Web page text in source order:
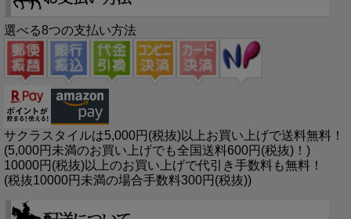
選べる8つの支払い方法
サクラスタイルは5,000円(税抜)以上お買い上げで送料無料！
(5,000円未満のお買い上げでも全国送料600円(税抜)！)
10000円(税抜)以上のお買い上げで代引き手数料も無料！
(税抜10000円未満の場合手数料300円(税抜))